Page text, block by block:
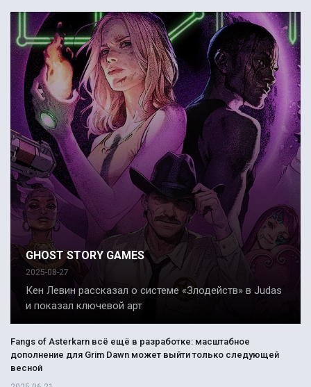
GHOST STORY GAMES
2025-08-27
Кен Левин рассказал о системе «Злодейств» в Judas
и показал ключевой арт
Fangs of Asterkarn всё ещё в разработке: масштабное
дополнение для Grim Dawn может выйти только следующей
весной